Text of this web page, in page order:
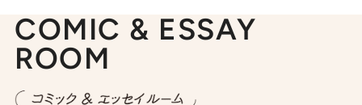
COMIC & ESSAY
ROOM